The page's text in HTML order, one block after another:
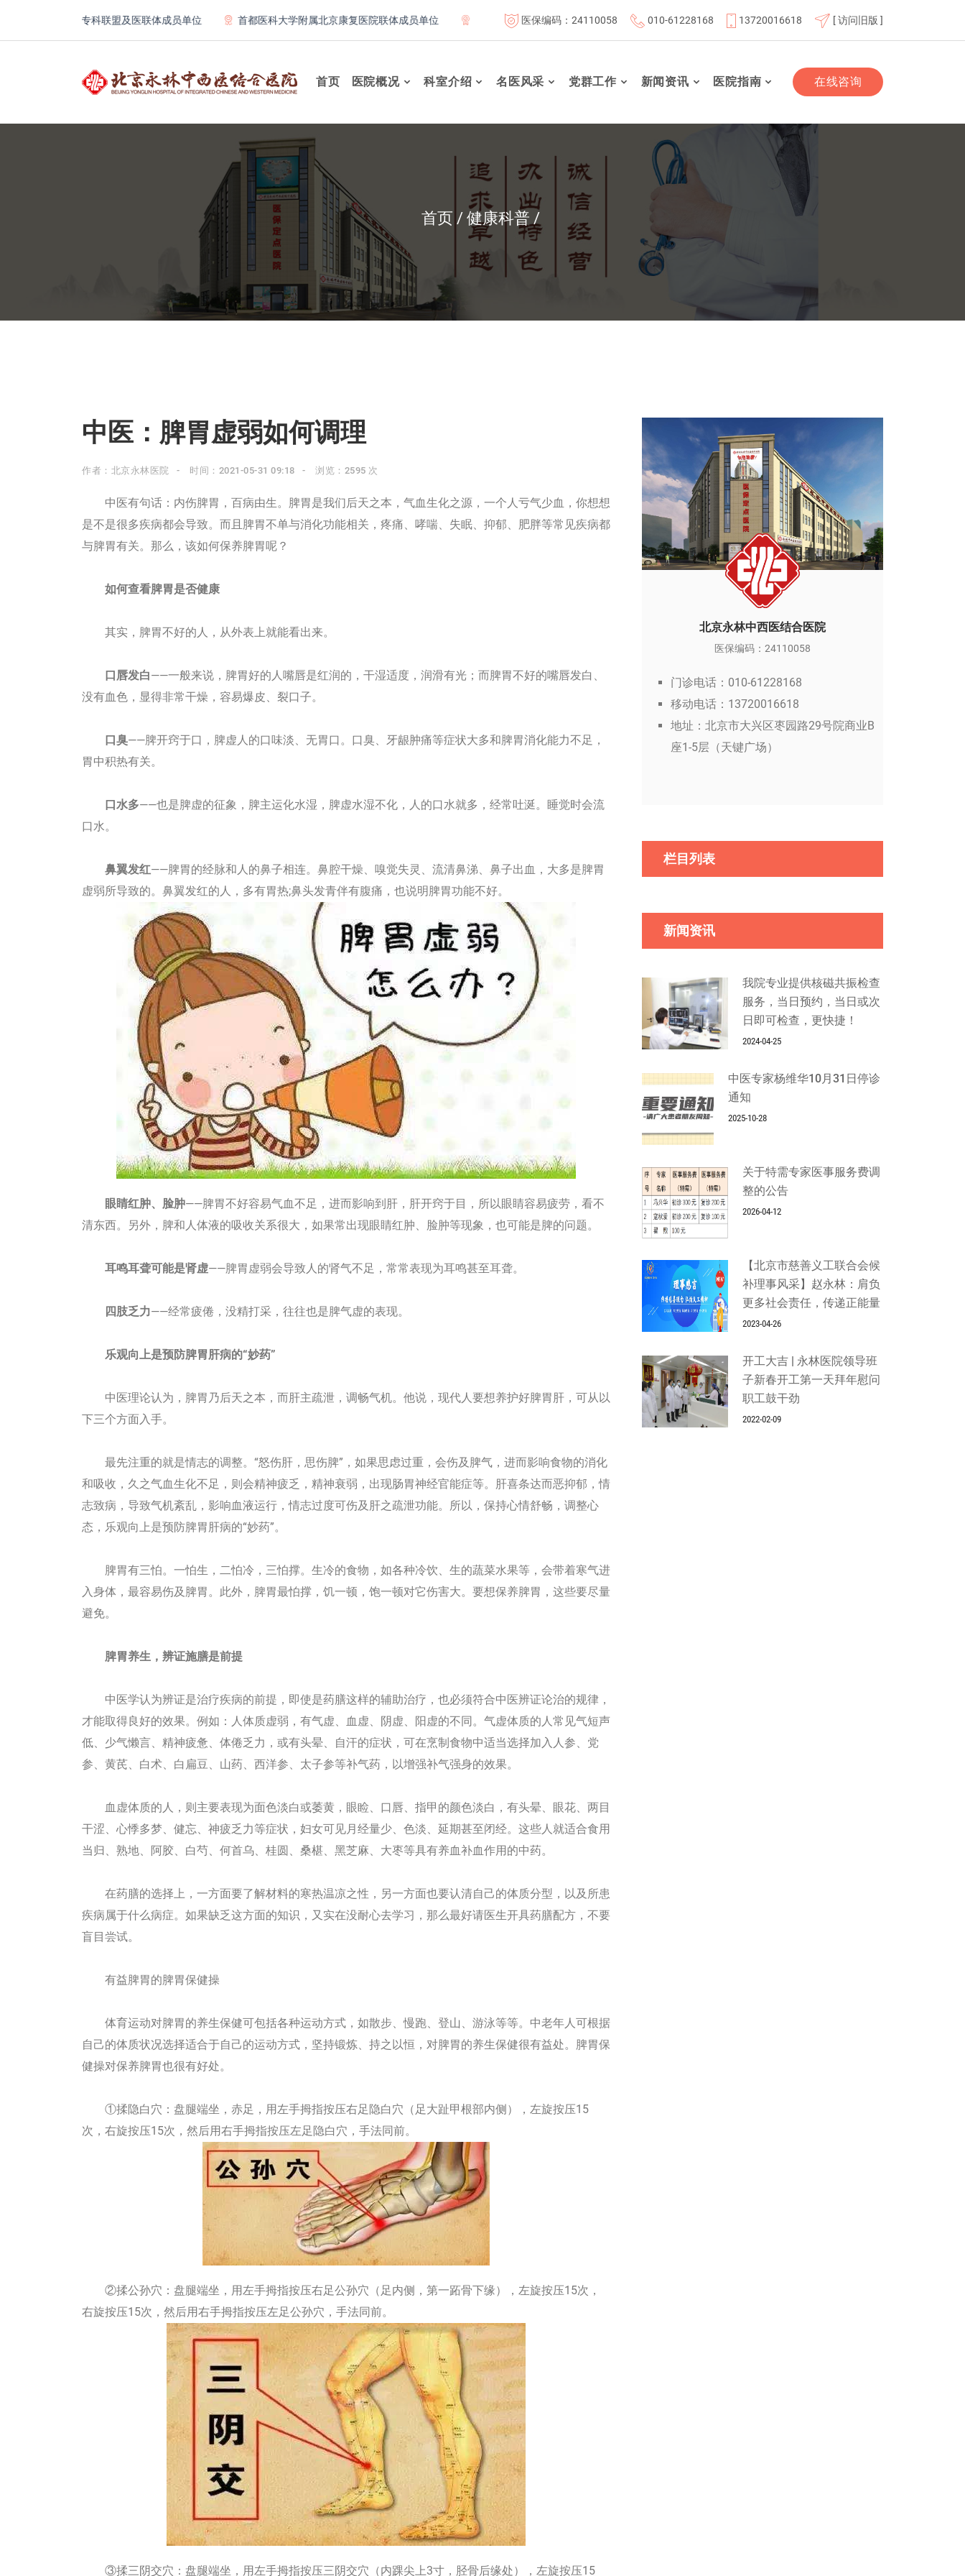
人民医院专科联盟及医联体成员单位 首都医科大学附属北京康复医院联体成员单位 北京航天总医院联体成员单位 北京市老年友善医疗机构 “百业千行齐拥军”双拥签约单位
医保编码：24110058 010-61228168 13720016618 [ 访问旧版 ]
首页 医院概况 科室介绍 名医风采 党群工作 新闻资讯 医院指南 在线咨询
首页 健康科普
中医：脾胃虚弱如何调理
作者：北京永林医院 时间：2021-05-31 09:18 浏览：2595 次
中医有句话：内伤脾胃，百病由生。脾胃是我们后天之本，气血生化之源，一个人亏气少血，你想想
是不是很多疾病都会导致。而且脾胃不单与消化功能相关，疼痛、哮喘、失眠、抑郁、肥胖等常见疾病都
与脾胃有关。那么，该如何保养脾胃呢？
如何查看脾胃是否健康
其实，脾胃不好的人，从外表上就能看出来。
口唇发白——一般来说，脾胃好的人嘴唇是红润的，干湿适度，润滑有光；而脾胃不好的嘴唇发白、
没有血色，显得非常干燥，容易爆皮、裂口子。
口臭——脾开窍于口，脾虚人的口味淡、无胃口。口臭、牙龈肿痛等症状大多和脾胃消化能力不足，
胃中积热有关。
口水多——也是脾虚的征象，脾主运化水湿，脾虚水湿不化，人的口水就多，经常吐涎。睡觉时会流
口水。
鼻翼发红——脾胃的经脉和人的鼻子相连。鼻腔干燥、嗅觉失灵、流清鼻涕、鼻子出血，大多是脾胃
虚弱所导致的。鼻翼发红的人，多有胃热;鼻头发青伴有腹痛，也说明脾胃功能不好。
眼睛红肿、脸肿——脾胃不好容易气血不足，进而影响到肝，肝开窍于目，所以眼睛容易疲劳，看不
清东西。另外，脾和人体液的吸收关系很大，如果常出现眼睛红肿、脸肿等现象，也可能是脾的问题。
耳鸣耳聋可能是肾虚——脾胃虚弱会导致人的肾气不足，常常表现为耳鸣甚至耳聋。
四肢乏力——经常疲倦，没精打采，往往也是脾气虚的表现。
乐观向上是预防脾胃肝病的“妙药”
中医理论认为，脾胃乃后天之本，而肝主疏泄，调畅气机。他说，现代人要想养护好脾胃肝，可从以
下三个方面入手。
最先注重的就是情志的调整。“怒伤肝，思伤脾”，如果思虑过重，会伤及脾气，进而影响食物的消化
和吸收，久之气血生化不足，则会精神疲乏，精神衰弱，出现肠胃神经官能症等。肝喜条达而恶抑郁，情
志致病，导致气机紊乱，影响血液运行，情志过度可伤及肝之疏泄功能。所以，保持心情舒畅，调整心
态，乐观向上是预防脾胃肝病的“妙药”。
脾胃有三怕。一怕生，二怕冷，三怕撑。生冷的食物，如各种冷饮、生的蔬菜水果等，会带着寒气进
入身体，最容易伤及脾胃。此外，脾胃最怕撑，饥一顿，饱一顿对它伤害大。要想保养脾胃，这些要尽量
避免。
脾胃养生，辨证施膳是前提
中医学认为辨证是治疗疾病的前提，即使是药膳这样的辅助治疗，也必须符合中医辨证论治的规律，
才能取得良好的效果。例如：人体质虚弱，有气虚、血虚、阴虚、阳虚的不同。气虚体质的人常见气短声
低、少气懒言、精神疲惫、体倦乏力，或有头晕、自汗的症状，可在烹制食物中适当选择加入人参、党
参、黄芪、白术、白扁豆、山药、西洋参、太子参等补气药，以增强补气强身的效果。
血虚体质的人，则主要表现为面色淡白或萎黄，眼睑、口唇、指甲的颜色淡白，有头晕、眼花、两目
干涩、心悸多梦、健忘、神疲乏力等症状，妇女可见月经量少、色淡、延期甚至闭经。这些人就适合食用
当归、熟地、阿胶、白芍、何首乌、桂圆、桑椹、黑芝麻、大枣等具有养血补血作用的中药。
在药膳的选择上，一方面要了解材料的寒热温凉之性，另一方面也要认清自己的体质分型，以及所患
疾病属于什么病症。如果缺乏这方面的知识，又实在没耐心去学习，那么最好请医生开具药膳配方，不要
盲目尝试。
有益脾胃的脾胃保健操
体育运动对脾胃的养生保健可包括各种运动方式，如散步、慢跑、登山、游泳等等。中老年人可根据
自己的体质状况选择适合于自己的运动方式，坚持锻炼、持之以恒，对脾胃的养生保健很有益处。脾胃保
健操对保养脾胃也很有好处。
①揉隐白穴：盘腿端坐，赤足，用左手拇指按压右足隐白穴（足大趾甲根部内侧），左旋按压15
次，右旋按压15次，然后用右手拇指按压左足隐白穴，手法同前。
②揉公孙穴：盘腿端坐，用左手拇指按压右足公孙穴（足内侧，第一跖骨下缘），左旋按压15次，
右旋按压15次，然后用右手拇指按压左足公孙穴，手法同前。
③揉三阴交穴：盘腿端坐，用左手拇指按压三阴交穴（内踝尖上3寸，胫骨后缘处），左旋按压15
北京永林中西医结合医院
医保编码：24110058
门诊电话：010-61228168
移动电话：13720016618
地址：北京市大兴区枣园路29号院商业B
座1-5层（天键广场）
栏目列表
新闻资讯
我院专业提供核磁共振检查
服务，当日预约，当日或次
日即可检查，更快捷！
2024-04-25
中医专家杨维华10月31日停诊
通知
2025-10-28
关于特需专家医事服务费调
整的公告
2026-04-12
【北京市慈善义工联合会候
补理事风采】赵永林：肩负
更多社会责任，传递正能量
2023-04-26
开工大吉 | 永林医院领导班
子新春开工第一天拜年慰问
职工鼓干劲
2022-02-09